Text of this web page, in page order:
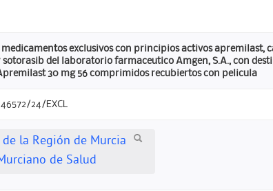
exclusivos con principios activos
del laboratorio farmaceutico Amgen, S.A., con
Apremilast 30 mg 56 comprimidos recubiertos con pelicula
24/EXCL
la Región de Murcia
de Salud